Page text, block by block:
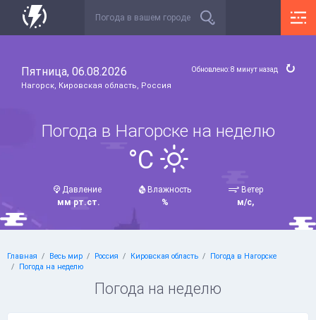
Пятница, 06.08.2026
Нагорск, Кировская область, Россия
Обновлено: 8 минут назад
Погода в Нагорске на неделю
°C
Давление
мм рт.ст.
Влажность
%
Ветер
м/с,
Главная Весь мир Россия Кировская область
Погода в Нагорске
Погода на неделю
Погода на неделю